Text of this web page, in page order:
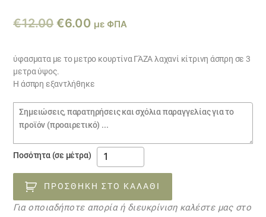
€12.00 Original
was:
€12.00.
€6.00Η
τιμή
με ΦΠΑ
ύφασματα με το μετρο κουρτίνα ΓΆΖΑ λαχανί κίτρινη άσπρη σε 3
μετρα ύψος.
Η άσπρη εξαντλήθηκε
Σημειώσεις
παραγγελίας
Ποσότητα (σε μέτρα)
ύφασματα
με
το
μετρο
κουρτίνα
ΠΡΟΣΘΉΚΗ ΣΤΟ ΚΑΛΆΘΙ
Για οποιαδήποτε απορία ή διευκρίνιση καλέστε μας στο